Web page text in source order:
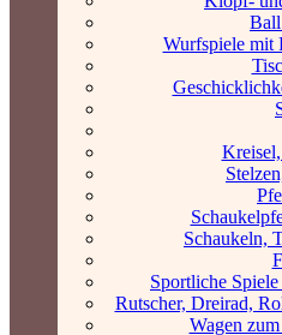
Wurfspiele mit
Schaukeln,
Sportliche
Rutscher, Dreirad,
Wagen